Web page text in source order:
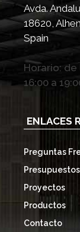
Avda.
18620
Spain
Horario: de
16:00 a
ENLACES
Preguntas
Presupuestos
Proyectos
Productos
Contacto